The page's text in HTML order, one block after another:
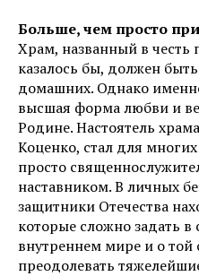
Больше, чем просто
Храм, названный в честь
казалось бы, должен
домашних. Однако
высшая форма любви и
Родине. Настоятель
Коценко, стал для
просто
наставником. В личных
защитники Отечества
которые сложно задать
внутреннем мире и о той
преодолевать